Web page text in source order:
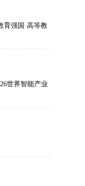
育强国·高等教
世界智能产业